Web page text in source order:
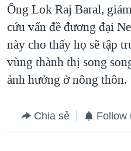
Ông Lok Raj Baral,
cứu vấn đề đương đại
này cho thấy họ sẽ tập
vùng thành thị song
ảnh hưởng ở nông thôn.
Chia sẻ Follow